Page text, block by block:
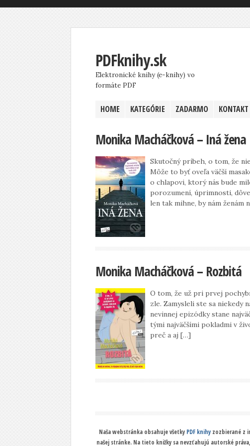
PDFknihy.sk
Elektronické knihy (e-knihy) vo
formáte PDF
HOME KATEGÓRIE ZADARMO KONTAKT
Monika Macháčková – Iná žena
Skutočný príbeh, o tom, že
Môže to byť oveľa väčší
o chlapovi, ktorý nás bude
porozumení, úprimnosti,
len tak mihne, by nám ženám
Monika Macháčková – Rozbitá
O tom, že už pri prvej
zle. Zamysleli ste sa niekedy
nevinnej epizódky stane
tými najväčšími pokladmi v
preč a aj […]
Naša webstránka obsahuje všetky PDF knihy zozbierané z
našej stránke. Na tieto knižky sa nevzťahujú autorské